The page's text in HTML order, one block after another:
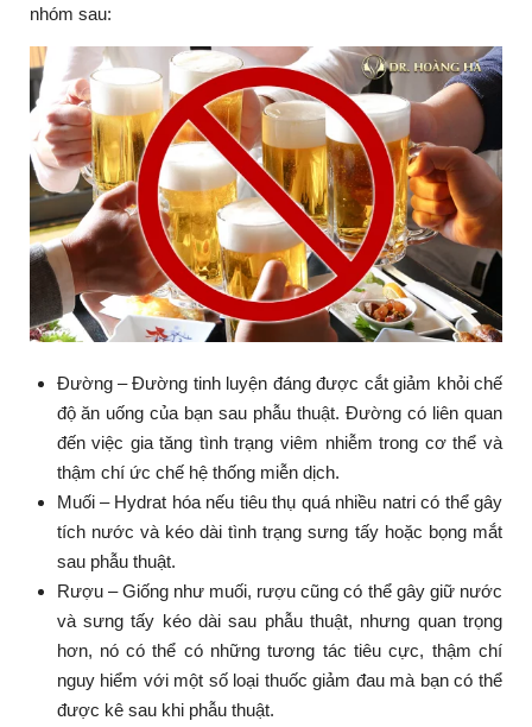
nhóm sau:
Đường – Đường tinh luyện đáng được cắt giảm khỏi chế
độ ăn uống của bạn sau phẫu thuật. Đường có liên quan
đến việc gia tăng tình trạng viêm nhiễm trong cơ thể và
thậm chí ức chế hệ thống miễn dịch.
Muối – Hydrat hóa nếu tiêu thụ quá nhiều natri có thể gây
tích nước và kéo dài tình trạng sưng tấy hoặc bọng mắt
sau phẫu thuật.
Rượu – Giống như muối, rượu cũng có thể gây giữ nước
và sưng tấy kéo dài sau phẫu thuật, nhưng quan trọng
hơn, nó có thể có những tương tác tiêu cực, thậm chí
nguy hiểm với một số loại thuốc giảm đau mà bạn có thể
được kê sau khi phẫu thuật.